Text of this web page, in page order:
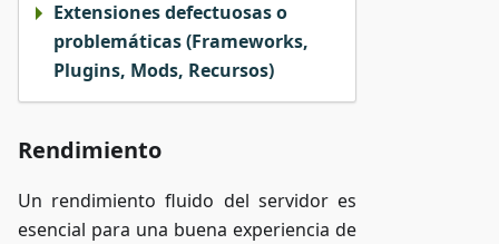
Extensiones defectuosas o
problemáticas (Frameworks,
Plugins, Mods, Recursos)
Rendimiento
Un rendimiento fluido del servidor es
esencial para una buena experiencia de